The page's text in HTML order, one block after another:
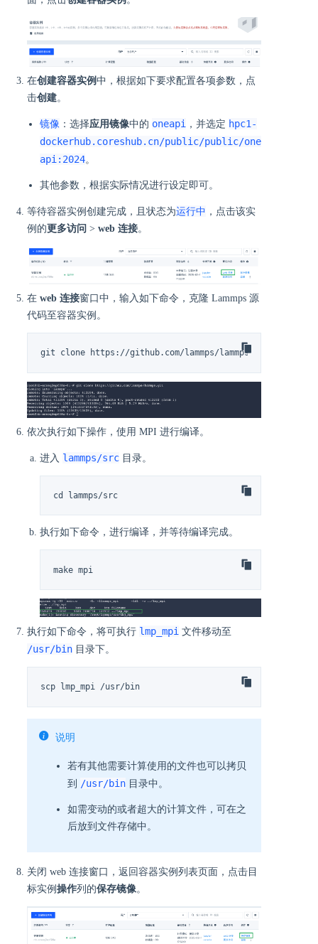
在创建容器实例中，根据如下要求配置各项参数，点
击创建。
镜像 ：选择应用镜像中的 oneapi ，并选定 hpc1-
dockerhub.coreshub.cn/public/public/one
api:2024。
其他参数，根据实际情况进行设定即可。
等待容器实例创建完成，且状态为运行中 ，点击该实
例的更多访问 > web 连接。
在 web 连接窗口中，输入如下命令，克隆 Lammps 源
代码至容器实例。
git clone https://github.com/lammps/lammps.git
依次执行如下操作，使用 MPI 进行编译。
进入 lammps/src 目录。
cd lammps/src
执行如下命令，进行编译，并等待编译完成。
make mpi
执行如下命令，将可执行 lmp_mpi 文件移动至
/usr/bin 目录下。
scp lmp_mpi /usr/bin
说明
若有其他需要计算使用的文件也可以拷贝
到 /usr/bin 目录中。
如需变动的或者超大的计算文件，可在之
后放到文件存储中。
关闭 web 连接窗口，返回容器实例列表页面，点击目
标实例 操作列的保存镜像 。